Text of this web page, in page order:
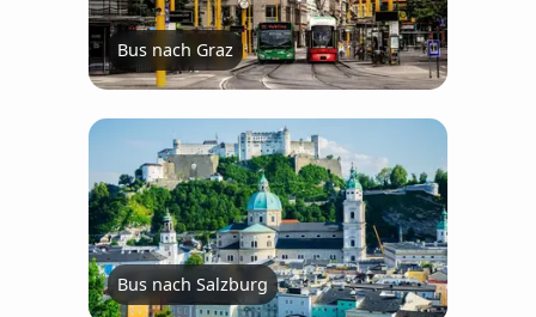
Bus nach Graz
Bus nach Salzburg